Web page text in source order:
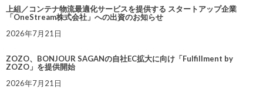
上組／コンテナ物流最適化サービスを提供する スタートアップ企業
「OneStream株式会社」への出資のお知らせ
2026年7月21日
ZOZO、BONJOUR SAGANの自社EC拡大に向け「Fulfillment by
ZOZO」を提供開始
2026年7月21日